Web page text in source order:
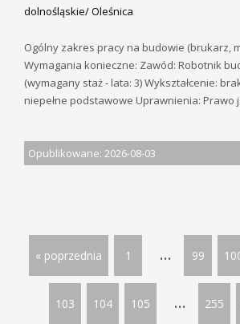
dolnośląskie/ Oleśnica
Ogólny zakres pracy na budowie (brukarz,
Wymagania konieczne: Zawód: Robotnik
(wymagany staż - lata: 3) Wykształcenie:
niepełne podstawowe Uprawnienia: Prawo
Opublikowane: 2026-08-03
« poprzednia 1 ... 99
103 104 105 ... 255